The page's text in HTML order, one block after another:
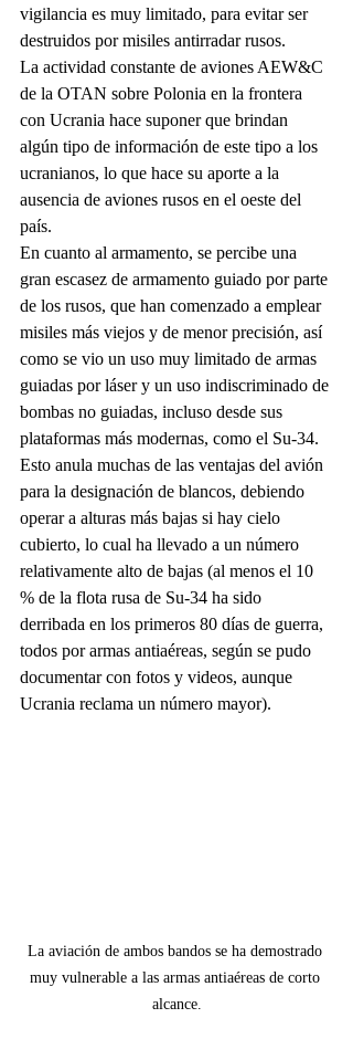
vigilancia es muy limitado, para evitar ser
destruidos por misiles antirradar rusos.
La actividad constante de aviones AEW&C
de la OTAN sobre Polonia en la frontera
con Ucrania hace suponer que brindan
algún tipo de información de este tipo a los
ucranianos, lo que hace su aporte a la
ausencia de aviones rusos en el oeste del
país.
En cuanto al armamento, se percibe una
gran escasez de armamento guiado por parte
de los rusos, que han comenzado a emplear
misiles más viejos y de menor precisión, así
como se vio un uso muy limitado de armas
guiadas por láser y un uso indiscriminado de
bombas no guiadas, incluso desde sus
plataformas más modernas, como el Su-34.
Esto anula muchas de las ventajas del avión
para la designación de blancos, debiendo
operar a alturas más bajas si hay cielo
cubierto, lo cual ha llevado a un número
relativamente alto de bajas (al menos el 10
% de la flota rusa de Su-34 ha sido
derribada en los primeros 80 días de guerra,
todos por armas antiaéreas, según se pudo
documentar con fotos y videos, aunque
Ucrania reclama un número mayor).
La aviación de ambos bandos se ha demostrado
muy vulnerable a las armas antiaéreas de corto
alcance.